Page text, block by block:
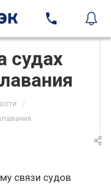
судах
/
связи судов